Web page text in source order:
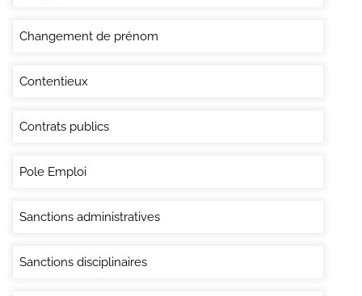
Changement de prénom
Contentieux
Contrats publics
Pole Emploi
Sanctions administratives
Sanctions disciplinaires